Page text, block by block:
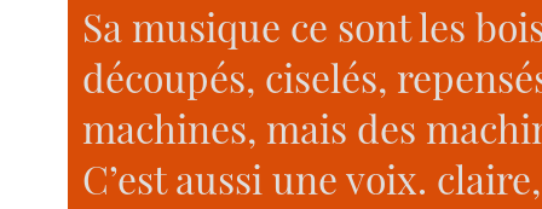
Sa musique ce sont les
découpés, ciselés,
machines, mais des
C’est aussi une voix.